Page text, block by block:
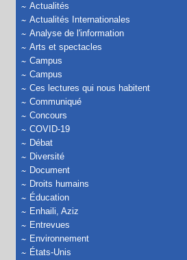
Actualités
Actualités Internationales
Analyse de l'information
Arts et spectacles
Campus
Campus
Ces lectures qui nous habitent
Communiqué
Concours
COVID-19
Débat
Diversité
Document
Droits humains
Éducation
Enhaili, Aziz
Entrevues
Environnement
États-Unis